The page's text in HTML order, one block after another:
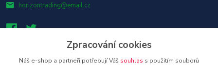
horizontrading@email.cz
Zpracování cookies
Náš e-shop a partneři potřebují Váš souhlas s použitím souborů